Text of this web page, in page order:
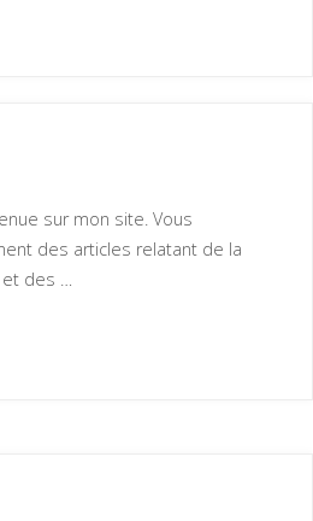
sur mon site. Vous
des articles relatant de la
et des …